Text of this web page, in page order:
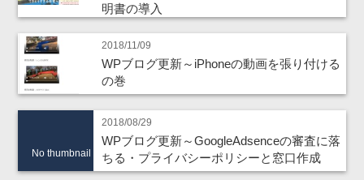
明書の導入
2018/11/09
WPブログ更新～iPhoneの動画を張り付ける
の巻
No thumbnail
2018/08/29
WPブログ更新～GoogleAdsenceの審査に落
ちる・プライバシーポリシーと窓口作成